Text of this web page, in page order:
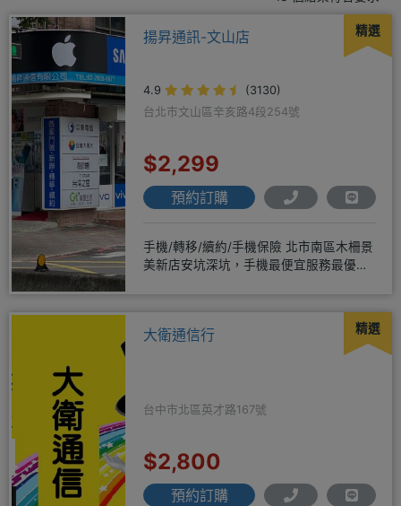
精選
揚昇通訊-文山店
4.9
(3130)
台北市文山區辛亥路4段254號
$2,299
預約訂購
手機/轉移/續約/手機保險 北市南區木柵景
美新店安坑深坑，手機最便宜服務最優
精選
大衛通信行
台中市北區英才路167號
$2,800
預約訂購